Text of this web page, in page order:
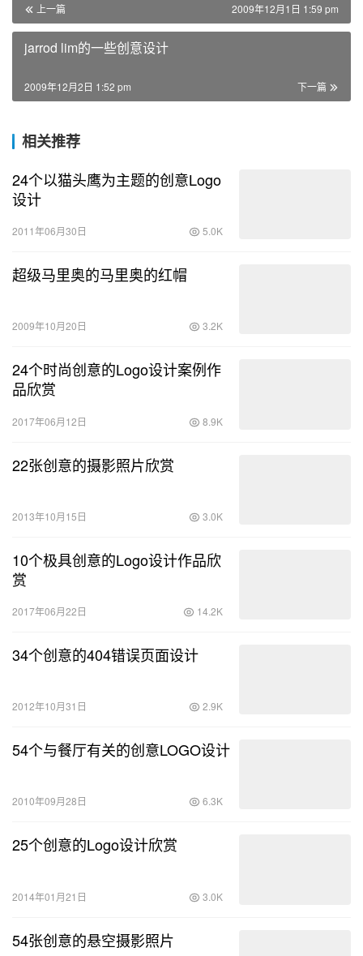
上一篇 2009年12月1日 1:59 pm
jarrod lim的一些创意设计
下一篇
2009年12月2日 1:52 pm
相关推荐
24个以猫头鹰为主题的创意Logo
设计
2011年06月30日 5.0K
超级马里奥的马里奥的红帽
2009年10月20日 3.2K
24个时尚创意的Logo设计案例作
品欣赏
2017年06月12日 8.9K
22张创意的摄影照片欣赏
2013年10月15日 3.0K
10个极具创意的Logo设计作品欣
赏
2017年06月22日 14.2K
34个创意的404错误页面设计
2012年10月31日 2.9K
54个与餐厅有关的创意LOGO设计
2010年09月28日 6.3K
25个创意的Logo设计欣赏
2014年01月21日 3.0K
54张创意的悬空摄影照片